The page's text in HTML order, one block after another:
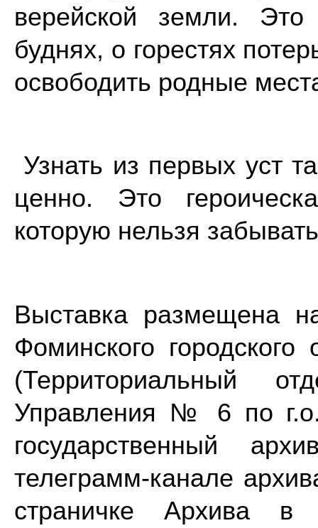
верейской земли.
буднях, о горестях
освободить родные
Узнать из первых уст
ценно. Это
которую нельзя
Выставка размещена
Фоминского
(Территориальный
Управления № 6 по
государственный
телеграмм-канале
страничке Архива в